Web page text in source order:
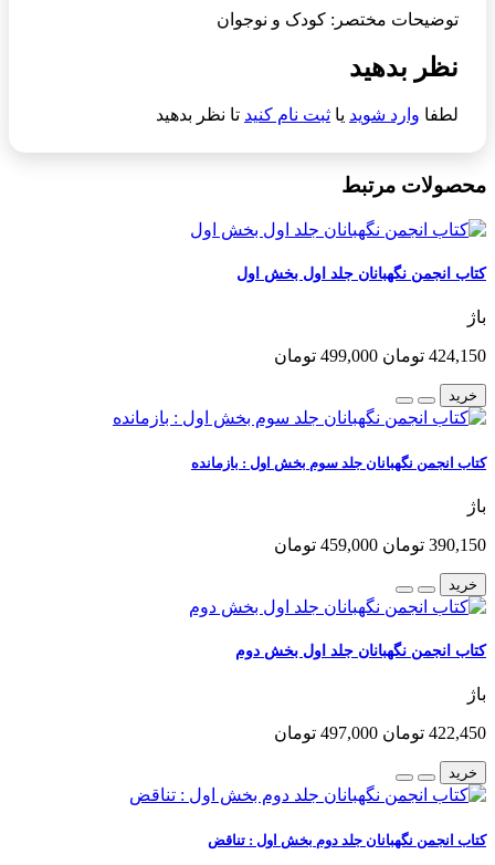
توضیحات مختصر: کودک و نوجوان
نظر بدهید
لطفا وارد شوید یا ثبت نام کنید تا نظر بدهید
محصولات مرتبط
کتاب انجمن نگهبانان جلد اول بخش اول
باژ
424,150 تومان 499,000 تومان
خرید
کتاب انجمن نگهبانان جلد سوم بخش اول : بازمانده
باژ
390,150 تومان 459,000 تومان
خرید
کتاب انجمن نگهبانان جلد اول بخش دوم
باژ
422,450 تومان 497,000 تومان
خرید
کتاب انجمن نگهبانان جلد دوم بخش اول : تناقض